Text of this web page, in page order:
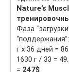
Nature’s
Фаза
г х 36 дней =
1630 г / 33 =
= 247$